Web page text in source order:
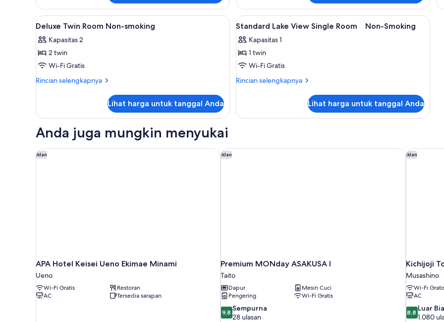
Kamar
Single
Basic,
Asap
Rokok
&
City
Twin
Deluks,
2
tidur
Lihat
semua
foto
untuk
Deluxe
Twin
smoking
Selimut bulu angsa, meja kerja, dan ruang kerja ramah laptop
1
Deluxe Twin Room Non-smoking
Kapasitas 2
2 twin
Wi-Fi Gratis
Rincian selengkapnya
Rincian
Deluxe
Room
smoking
Lihat harga untuk tanggal Anda
Lihat
semua
foto
untuk
Standard
Lake
Room
Selimut bulu angsa, meja kerja, dan
1
Standard Lake View Single Room Non-Smoking
Kapasitas 1
1 twin
Wi-Fi Gratis
Rincian selengkapnya
Rincian
Standard
Room
Lihat harga untuk tanggal Anda
Anda juga mungkin menyukai
Iklan
APA Hotel Keisei Ueno Ekimae Minami
Ueno
Wi-Fi Gratis
Restoran
AC
Tersedia sarapan
APA Hotel Keisei Ueno Ekimae Minami Iklan
Premium MONday ASAKUSA I
Taito
Dapur
Mesin Cuci
Pengering
Wi-Fi Gratis
9.8
dari
9,8 Sempurna
28 ulasan
Premium MONday ASAKUSA I Iklan
Kichijoji
Musashino
Wi-Fi
AC
8.8
dari
8,8 Luar
1.080
Kichijoji